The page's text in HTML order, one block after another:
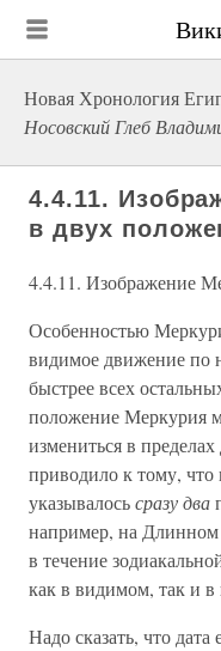
Новая Хронология
Носовский Глеб
4.4.11.
в двух
4.4.11. Изображение
Особенностью
видимое движение по
быстрее всех
положение Меркурия
измениться в
приводило к тому, что
указывалосьсразу два
например, на Длинном
в течение
как в видимом, так и
Надо сказать, что дата